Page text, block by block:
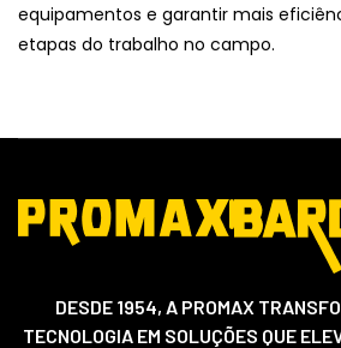
equipamentos e garantir mais
etapas do trabalho no campo.
DESDE 1954, A PROMAX
TECNOLOGIA EM SOLUÇÕES QUE